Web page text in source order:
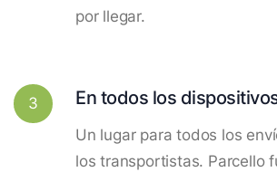
por llegar.
3 En todos los
Un lugar para todos los
los transportistas. Parcello